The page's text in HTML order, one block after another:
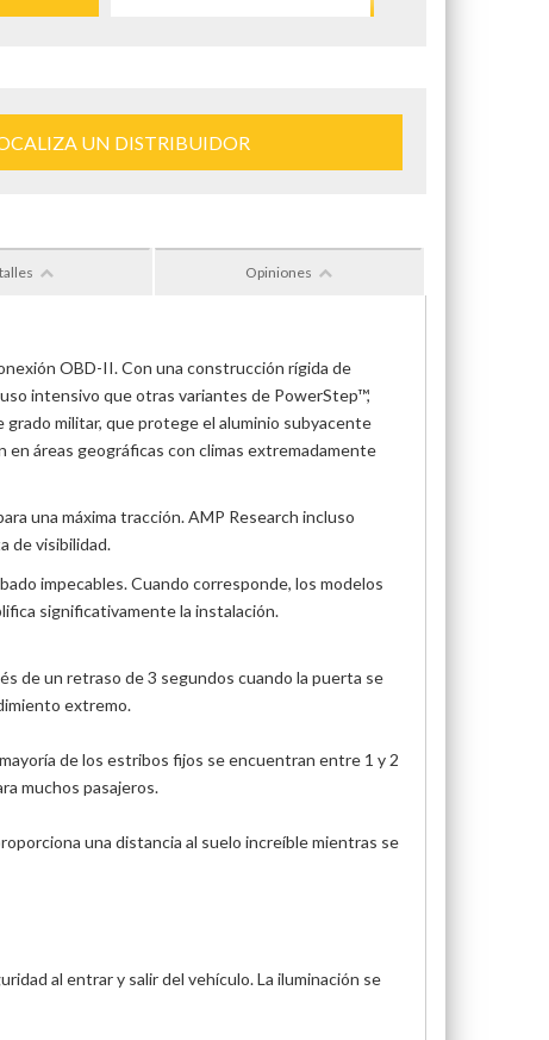
UN DISTRIBUIDOR
Opiniones
OBD-II. Con una construcción rígida de
intensivo que otras variantes de PowerStep™,
militar, que protege el aluminio subyacente
áreas geográficas con climas extremadamente
una máxima tracción. AMP Research incluso
de visibilidad.
impecables. Cuando corresponde, los modelos
significativamente la instalación.
de un retraso de 3 segundos cuando la puerta se
extremo.
de los estribos fijos se encuentran entre 1 y 2
muchos pasajeros.
una distancia al suelo increíble mientras se
al entrar y salir del vehículo. La iluminación se